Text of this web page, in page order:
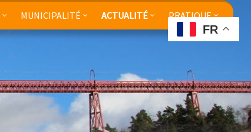
MUNICIPALITÉ ACTUALITÉ
PRATIQUE
FR